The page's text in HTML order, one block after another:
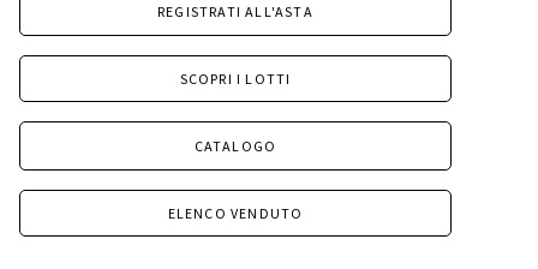
REGISTRATI ALL'ASTA
SCOPRI I LOTTI
CATALOGO
ELENCO VENDUTO